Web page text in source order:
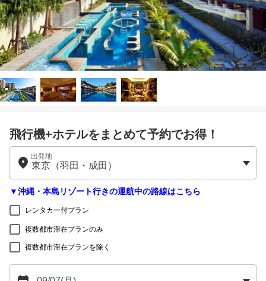
飛行機+ホテルをまとめて予約でお得！
出発地
▼沖縄・本島リゾート行きの運航中の路線はこちら
レンタカー付プラン
複数都市滞在プランのみ
複数都市滞在プランを除く